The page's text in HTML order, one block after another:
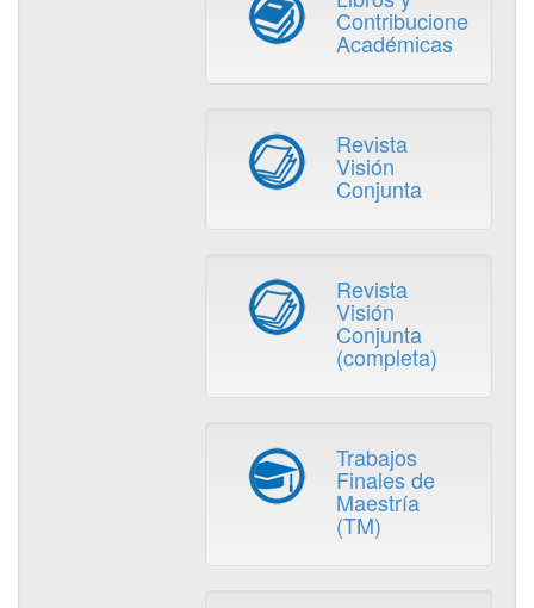
Contribuciones
Académicas
Revista
Visión
Conjunta
Revista
Visión
Conjunta
(completa)
Trabajos
Finales de
Maestría
(TM)